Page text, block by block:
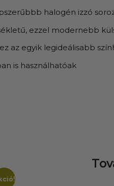
halogén izzó
ezzel modernebb
az egyik legideálisabb
is használhatóak